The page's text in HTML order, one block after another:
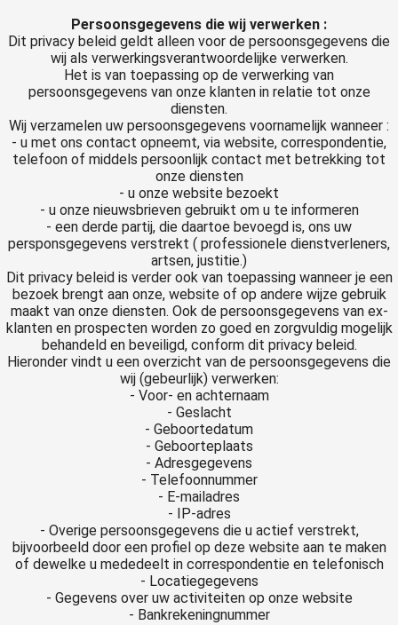
Persoonsgegevens die wij verwerken :
Dit privacy beleid geldt alleen voor de persoonsgegevens die
wij als verwerkingsverantwoordelijke verwerken.
Het is van toepassing op de verwerking van
persoonsgegevens van onze klanten in relatie tot onze
diensten.
Wij verzamelen uw persoonsgegevens voornamelijk wanneer :
- u met ons contact opneemt, via website, correspondentie,
telefoon of middels persoonlijk contact met betrekking tot
onze diensten
- u onze website bezoekt
- u onze nieuwsbrieven gebruikt om u te informeren
- een derde partij, die daartoe bevoegd is, ons uw
persponsgegevens verstrekt ( professionele dienstverleners,
artsen, justitie.)
Dit privacy beleid is verder ook van toepassing wanneer je een
bezoek brengt aan onze, website of op andere wijze gebruik
maakt van onze diensten. Ook de persoonsgegevens van ex-
klanten en prospecten worden zo goed en zorgvuldig mogelijk
behandeld en beveiligd, conform dit privacy beleid.
Hieronder vindt u een overzicht van de persoonsgegevens die
wij (gebeurlijk) verwerken:
- Voor- en achternaam
- Geslacht
- Geboortedatum
- Geboorteplaats
- Adresgegevens
- Telefoonnummer
- E-mailadres
- IP-adres
- Overige persoonsgegevens die u actief verstrekt,
bijvoorbeeld door een profiel op deze website aan te maken
of dewelke u mededeelt in correspondentie en telefonisch
- Locatiegegevens
- Gegevens over uw activiteiten op onze website
- Bankrekeningnummer
gebruikt
te
website-
van